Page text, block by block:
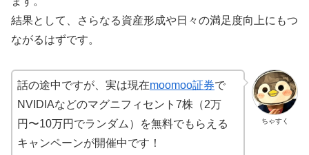
結果として、さらなる資産形成や日々の満足度向上にもつ
ながるはずです。
ちゃすく
話の途中ですが、実は現在moomoo証券で
NVIDIAなどのマグニフィセント7株（2万
円〜10万円でランダム）を無料でもらえる
キャンペーンが開催中です！